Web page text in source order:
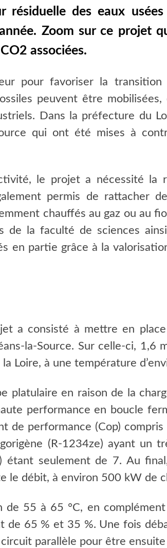
des eaux usées
Zoom sur ce projet
associées.
pour favoriser la transition
peuvent être
Dans la préfecture du
qui ont été mises à
le projet a nécessité la
permis de rattacher
chauffés au gaz ou au
de la faculté de sciences
en partie grâce à la
a consisté à mettre en
la-Source. Sur celle-ci, 1,6
Loire, à une température
platulaire en raison de la
performance en boucle
de performance (Cop)
(R-1234ze) ayant un
étant seulement de 7. Au
le débit, à environ 500 kW de
55 à 65 °C, en
de 65 % et 35 %. Une fois
parallèle pour être